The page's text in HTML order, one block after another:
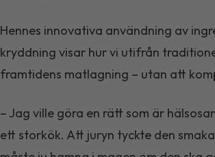
Hennes innovativa användning av
kryddning visar hur vi utifrån
framtidens matlagning – utan att
– Jag ville göra en rätt som är
ett storkök. Att juryn tyckte den